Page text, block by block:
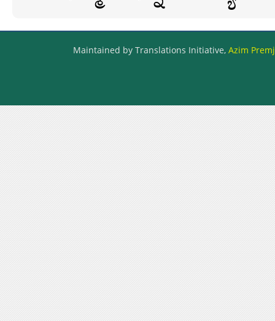
Maintained by Translations Initiative, Azim